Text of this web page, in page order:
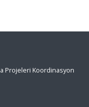
Projeleri Koordinasyon